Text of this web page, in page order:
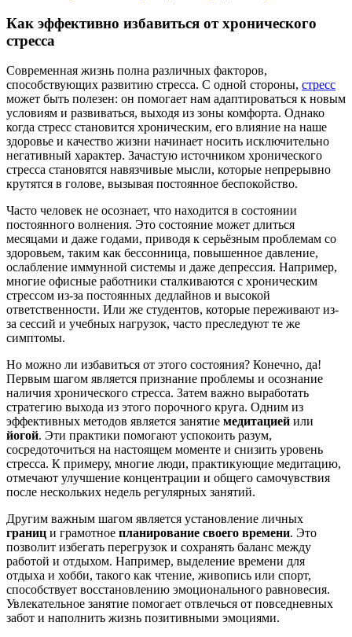
Как эффективно избавиться от хронического
стресса
Современная жизнь полна различных факторов,
способствующих развитию стресса. С одной стороны, стресс
может быть полезен: он помогает нам адаптироваться к новым
условиям и развиваться, выходя из зоны комфорта. Однако
когда стресс становится хроническим, его влияние на наше
здоровье и качество жизни начинает носить исключительно
негативный характер. Зачастую источником хронического
стресса становятся навязчивые мысли, которые непрерывно
крутятся в голове, вызывая постоянное беспокойство.
Часто человек не осознает, что находится в состоянии
постоянного волнения. Это состояние может длиться
месяцами и даже годами, приводя к серьёзным проблемам со
здоровьем, таким как бессонница, повышенное давление,
ослабление иммунной системы и даже депрессия. Например,
многие офисные работники сталкиваются с хроническим
стрессом из-за постоянных дедлайнов и высокой
ответственности. Или же студентов, которые переживают из-
за сессий и учебных нагрузок, часто преследуют те же
симптомы.
Но можно ли избавиться от этого состояния? Конечно, да!
Первым шагом является признание проблемы и осознание
наличия хронического стресса. Затем важно выработать
стратегию выхода из этого порочного круга. Одним из
эффективных методов является занятие медитацией или
йогой. Эти практики помогают успокоить разум,
сосредоточиться на настоящем моменте и снизить уровень
стресса. К примеру, многие люди, практикующие медитацию,
отмечают улучшение концентрации и общего самочувствия
после нескольких недель регулярных занятий.
Другим важным шагом является установление личных
границ и грамотное планирование своего времени. Это
позволит избегать перегрузок и сохранять баланс между
работой и отдыхом. Например, выделение времени для
отдыха и хобби, такого как чтение, живопись или спорт,
способствует восстановлению эмоционального равновесия.
Увлекательное занятие помогает отвлечься от повседневных
забот и наполнить жизнь позитивными эмоциями.